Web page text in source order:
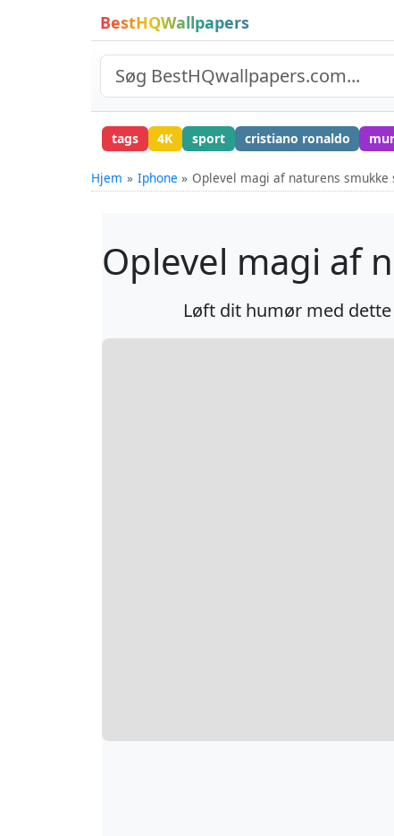
BestHQWallpapers
tags 4K sport cristiano ronaldo
Hjem Iphone Oplevel magi af naturens smukke
Oplevel magi af
Løft dit humør med